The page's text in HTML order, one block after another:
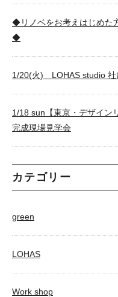
◆リノベをお考えはじめた
◆
1/20(火) LOHAS studio 社
1/18 sun【東京・デザイン
完成現場見学会
カテゴリー
green
LOHAS
Work shop